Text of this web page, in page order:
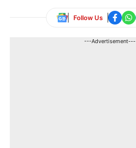
Follow Us
---Advertisement---